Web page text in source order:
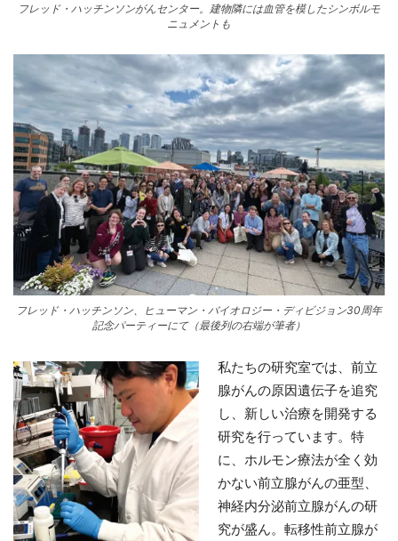
フレッド・ハッチンソンがんセンター。建物隣には血管を模したシンボルモ
ニュメントも
フレッド・ハッチンソン、ヒューマン・バイオロジー・ディビジョン30周年
記念パーティーにて（最後列の右端が筆者）
私たちの研究室では、前立
腺がんの原因遺伝子を追究
し、新しい治療を開発する
研究を行っています。特
に、ホルモン療法が全く効
かない前立腺がんの亜型、
神経内分泌前立腺がんの研
究が盛ん。転移性前立腺が